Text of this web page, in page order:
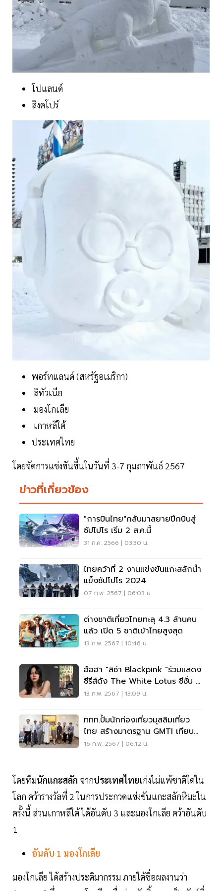
โปแลนด์
สิงคโปร์
พอร์ทแลนด์ (สหรัฐอเมริกา)
ลิทัวเนีย
มองโกเลีย
เกาหลีใต้
ประเทศไทย
โดยจัดการแข่งขันขึ้นในวันที่ 3-7 กุมภาพันธ์ 2567
ข่าวที่เกี่ยวข้อง
"การบินไทย"กลับมาสยายปีกบินสู่
ซัปโปโร เริ่ม 2 ส.ค.นี้
31 ก.ค. 2566 | 03:30 น.
ไทยคว้าที่ 2 งานแข่งขันแกะสลักน้ำ
แข็งซัปโปโร 2024
07 ก.พ. 2567 | 06:03 น.
ต่างชาติเที่ยวไทยทะลุ 4.3 ล้านคน
แล้ว เปิด 5 ชาติเข้าไทยสูงสุด
13 ก.พ. 2567 | 10:46 น.
ฮือฮา "ลิซ่า Blackpink "ร่วมแสดง
ซีรีส์ดัง The White Lotus ซีซั่น 3
ถ่ายทำในไทย
13 ก.พ. 2567 | 13:09 น.
ททท.ปั้มนักท่องเที่ยวมุสลิมเที่ยว
ไทย สร้างมาตรฐาน GMTI เทียบ
เท่าระดับโลก
16 ก.พ. 2567 | 06:12 น.
โดยทีมนักแกะสลัก จากประเทศไทยเก่งไม่แพ้ชาติใดใน
โลก คว้ารางวัลที่ 2 ในการประกวดแข่งขันแกะสลักหิมะใน
ครั้งนี้ ส่วนเกาหลีใต้ ได้อันดับ 3 และมองโกเลีย คว้าอันดับ
1
อันดับ 1 มองโกเลีย
มองโกเลีย ได้สร้างประติมากรรม ภายใต้ชื่อผลงานว่า